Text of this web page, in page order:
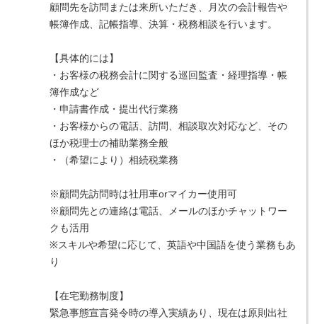
顧問先を訪問または来所いただき、月次の会計報告や
帳簿作成、記帳指導、決算・税務相談を行います。
【具体的には】
・お客様の税務会計に関する巡回監査・経理指導・帳
簿作成など
・申請書作成・提出代行業務
・お客様からの電話、訪問、相談取次対応など、その
ほか税理士の補助業務全般
・（希望により）相続税業務
※顧問先訪問時は社用車orマイカー使用可
※顧問先との連絡は電話、メールのほかチャットワー
クも活用
※スキルや希望に応じて、英語や中国語を使う業務もあ
り
【在宅勤務制度】
緊急事態宣言発令時の導入実績あり、現在は原則出社